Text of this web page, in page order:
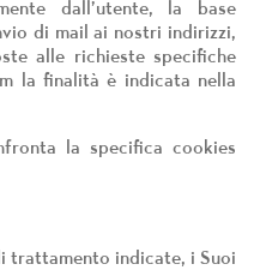
dall’utente, la base
di mail ai nostri indirizzi,
alle richieste specifiche
la finalità è indicata nella
la specifica cookies
trattamento indicate, i Suoi